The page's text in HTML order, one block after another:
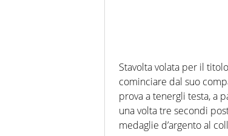
Stavolta volata per il
cominciare dal suo
prova a tenergli testa, a
una volta tre secondi
medaglie d’argento al